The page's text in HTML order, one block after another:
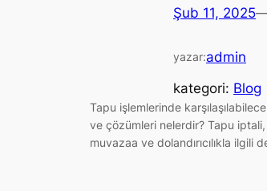
Şub 11, 2025
yazar:admin
kategori: Blog
Tapu işlemlerinde
ve çözümleri nelerdir? Tapu
muvazaa ve dolandırıcılıkla ilgili